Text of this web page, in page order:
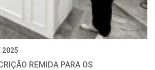
2025
REMIDA PARA OS